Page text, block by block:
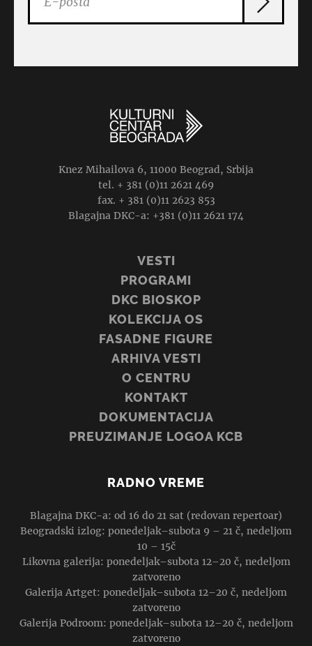
Knez Mihailova 6, 11000 Beograd, Srbija
tel. + 381 (0)11 2621 469
fax. + 381 (0)11 2623 853
Blagajna DKC-a: +381 (0)11 2621 174
VESTI
PROGRAMI
DKC BIOSKOP
KOLEKCIJA OS
FASADNE FIGURE
ARHIVA VESTI
O CENTRU
KONTAKT
DOKUMENTACIJA
PREUZIMANJE LOGOA KCB
RADNO VREME
Blagajna DKC-a: od 16 do 21 sat (redovan repertoar)
Beogradski izlog: ponedeljak–subota 9 – 21 č, nedeljom
10 – 15č
Likovna galerija: ponedeljak–subota 12–20 č, nedeljom
zatvoreno
Galerija Artget: ponedeljak–subota 12–20 č, nedeljom
zatvoreno
Galerija Podroom: ponedeljak–subota 12–20 č, nedeljom
zatvoreno